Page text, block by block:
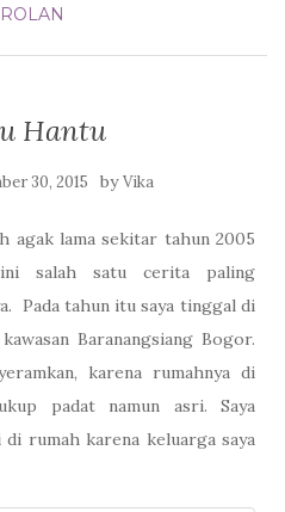
Hantu
30, 2015 byVika
agak lama sekitar tahun 2005
salah satu cerita paling
Pada tahun itu saya tinggal di
Baranangsiang Bogor.
karena rumahnya di
padat namun asri. Saya
rumah karena keluarga saya